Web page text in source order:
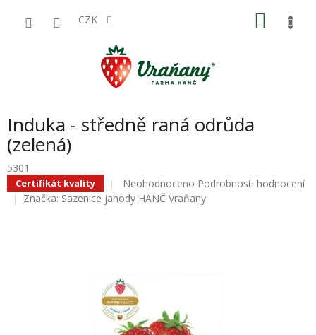
CZK
Induka - středně raná odrůda
(zelená)
5301
Certifikát kvality
Průměrné
hodnocení
produktu
hvězdiček.
Neohodnoceno Podrobnosti hodnocení
Značka: Sazenice jahody HANČ Vraňany